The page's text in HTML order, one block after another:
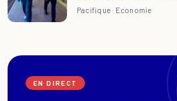
Pacifique · Economie
EN DIRECT